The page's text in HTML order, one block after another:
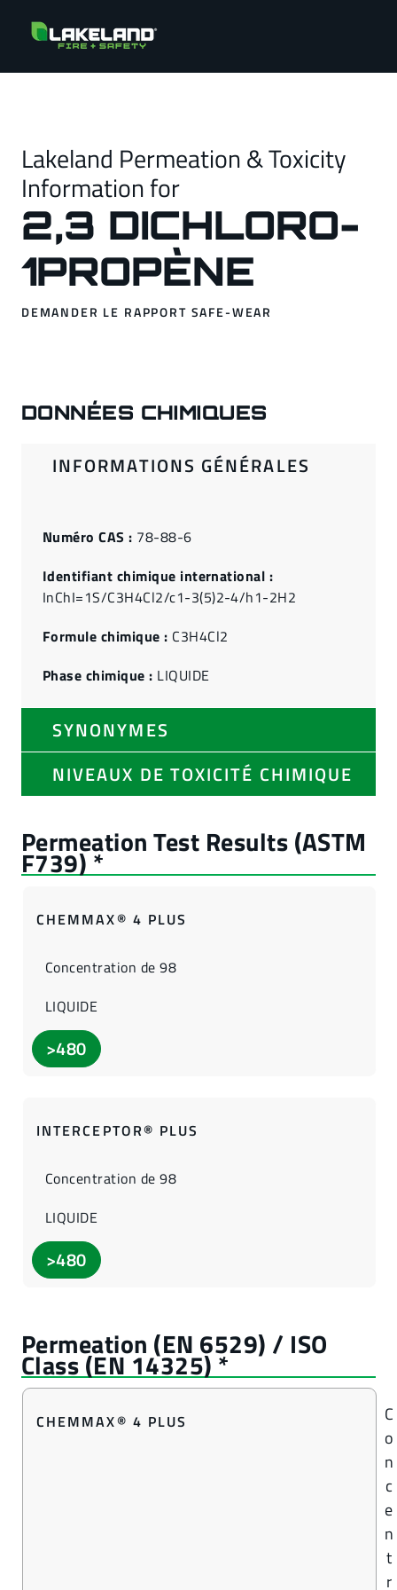
Lakeland Permeation & Toxicity
Information for
2,3 DICHLORO-
1PROPÈNE
DEMANDER LE RAPPORT SAFE-WEAR
DONNÉES CHIMIQUES
INFORMATIONS GÉNÉRALES
SYNONYMES
NIVEAUX DE TOXICITÉ CHIMIQUE
Numéro CAS : 78-88-6
Identifiant chimique international :
InChI=1S/C3H4Cl2/c1-3(5)2-4/h1-2H2
Formule chimique : C3H4Cl2
Phase chimique : LIQUIDE
CHEMMAX® 4 PLUS
Concentration de 98
LIQUIDE
>480
INTERCEPTOR® PLUS
Concentration de 98
LIQUIDE
>480
CHEMMAX® 4 PLUS
C
o
n
c
e
n
t
r